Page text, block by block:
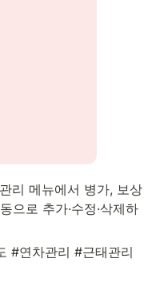
리 메뉴에서 병가, 보상
으로 추가·수정·삭제하
#연차관리 #근태관리